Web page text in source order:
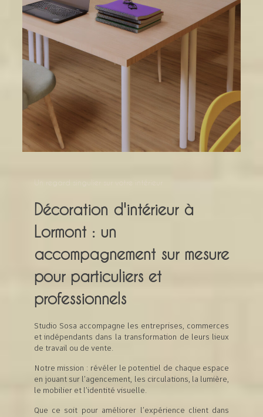
Décoration d'intérieur à
Lormont : un
accompagnement sur mesure
pour particuliers et
professionnels
Studio Sosa accompagne les entreprises, commerces
et indépendants dans la transformation de leurs lieux
de travail ou de vente.
Notre mission : révéler le potentiel de chaque espace
en jouant sur l’agencement, les circulations, la lumière,
le mobilier et l’identité visuelle.
Que ce soit pour améliorer l’expérience client dans